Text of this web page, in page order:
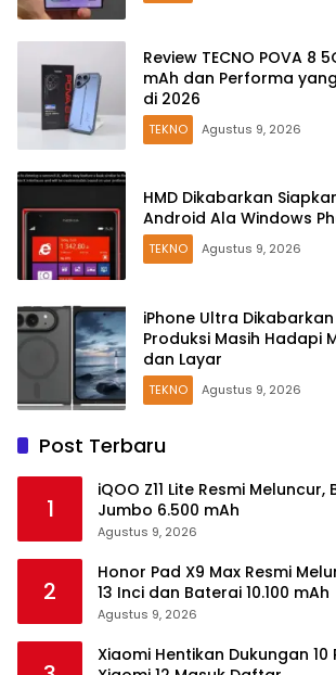
Review TECNO POVA 8
mAh dan Performa
di 2026
TEKNO Agustus 9, 2026
HMD Dikabarkan
Android Ala Windows
TEKNO Agustus 9, 2026
iPhone Ultra
Produksi Masih Hadapi
dan Layar
TEKNO Agustus 9, 2026
Post Terbaru
1
iQOO Z11 Lite Resmi
Jumbo 6.500 mAh
Agustus 9, 2026
2
Honor Pad X9 Max Resmi
13 Inci dan Baterai 10.100 mAh
Agustus 9, 2026
Xiaomi Hentikan Dukungan